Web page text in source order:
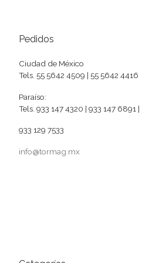
Pedidos
Ciudad de México
Tels. 55 5642 4509 | 55 5642 4416
Paraíso:
Tels. 933 147 4320 | 933 147 6891 |
933 129 7533
info@tormag.mx